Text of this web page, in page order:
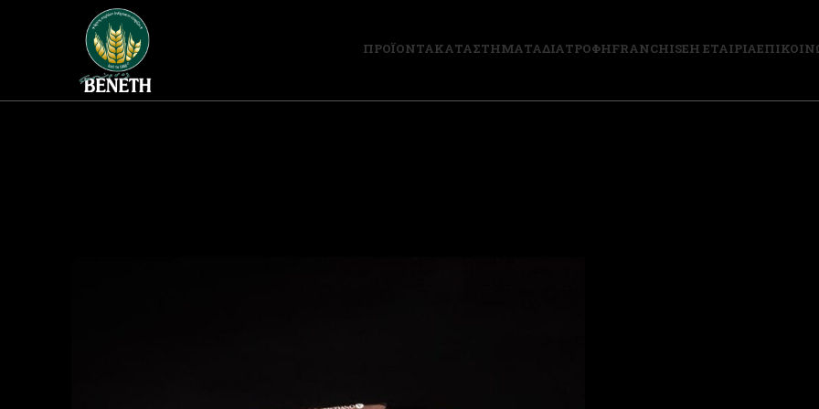
ΠΡΟΪΟΝΤΑΚΑΤΑΣΤΗΜΑΤΑΔΙΑΤΡΟΦΗFRANCHISEΗ ΕΤΑΙΡΙΑ